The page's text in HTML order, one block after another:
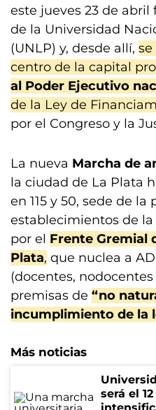
este jueves 23 de
de la Universidad
(UNLP) y, desde allí,
centro de la capital
al Poder Ejecutivo
de la Ley de
por el Congreso y la
La nueva Marcha de
la ciudad de La Plata
en 115 y 50, sede de
establecimientos de la
por el Frente Gremial
Plata, que nuclea a
(docentes,
premisas de “no
incumplimiento de la
Más noticias
será el